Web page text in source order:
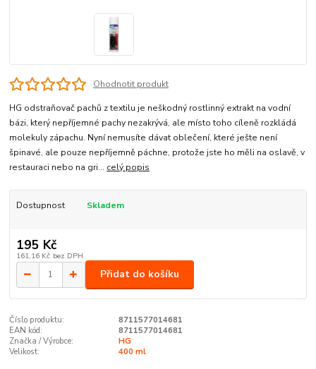
Ohodnotit produkt
HG odstraňovač pachů z textilu je neškodný rostlinný extrakt na vodní
bázi, který nepříjemné pachy nezakrývá, ale místo toho cíleně rozkládá
molekuly zápachu. Nyní nemusíte dávat oblečení, které ješte není
špinavé, ale pouze nepříjemně páchne, protože jste ho měli na oslavě, v
restauraci nebo na gri... celý popis
Dostupnost Skladem
195 Kč
161,16 Kč bez DPH
Přidat do košíku
Číslo produktu:
8711577014681
EAN kód:
8711577014681
Značka / Výrobce:
HG
Velikost:
400 ml